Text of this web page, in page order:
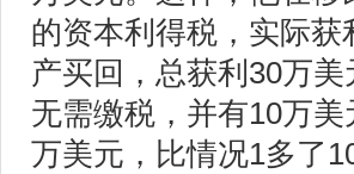
的资本利得税，实际
产买回，总获利30万
无需缴税，并有10万
万美元，比情况1多了